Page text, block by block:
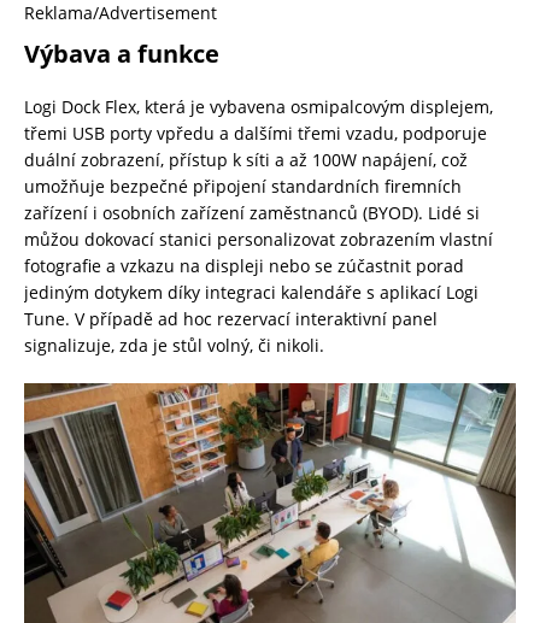
Reklama/Advertisement
Výbava a funkce
Logi Dock Flex, která je vybavena osmipalcovým displejem,
třemi USB porty vpředu a dalšími třemi vzadu, podporuje
duální zobrazení, přístup k síti a až 100W napájení, což
umožňuje bezpečné připojení standardních firemních
zařízení i osobních zařízení zaměstnanců (BYOD). Lidé si
můžou dokovací stanici personalizovat zobrazením vlastní
fotografie a vzkazu na displeji nebo se zúčastnit porad
jediným dotykem díky integraci kalendáře s aplikací Logi
Tune. V případě ad hoc rezervací interaktivní panel
signalizuje, zda je stůl volný, či nikoli.